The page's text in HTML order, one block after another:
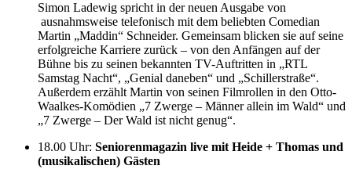
Simon Ladewig spricht in der neuen Ausgabe von
ausnahmsweise telefonisch mit dem beliebten Comedian
Martin „Maddin“ Schneider. Gemeinsam blicken sie auf seine
erfolgreiche Karriere zurück – von den Anfängen auf der
Bühne bis zu seinen bekannten TV-Auftritten in „RTL
Samstag Nacht“, „Genial daneben“ und „Schillerstraße“.
Außerdem erzählt Martin von seinen Filmrollen in den Otto-
Waalkes-Komödien „7 Zwerge – Männer allein im Wald“ und
„7 Zwerge – Der Wald ist nicht genug“.
18.00 Uhr: Seniorenmagazin live mit Heide + Thomas und
(musikalischen) Gästen